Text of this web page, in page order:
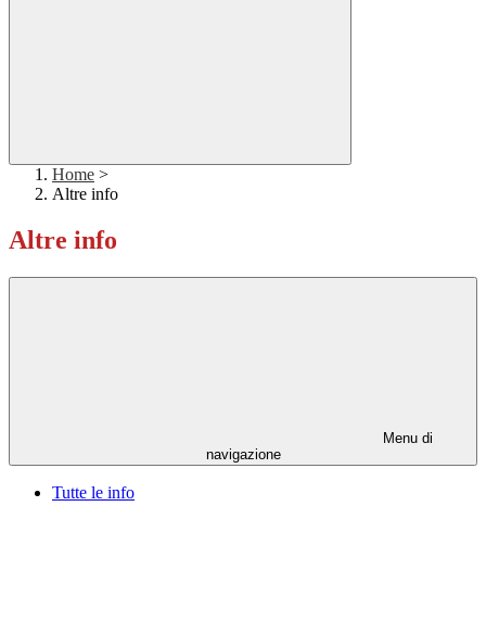
Home >
Altre info
Altre info
Menu di
navigazione
Tutte le info